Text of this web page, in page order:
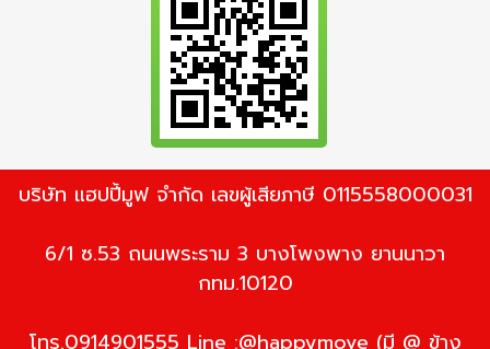
บริษัท แฮปปี้มูฟ จำกัด เลขผู้เสียภาษี 0115558000031
6/1 ซ.53 ถนนพระราม 3 บางโพงพาง ยานนาวา
กทม.10120
โทร.0914901555 Line :@happymove (มี @ ข้าง